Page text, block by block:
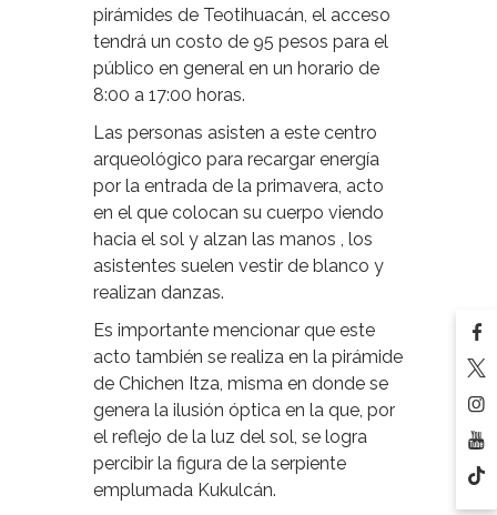
pirámides de Teotihuacán, el acceso
tendrá un costo de 95 pesos para el
público en general en un horario de
8:00 a 17:00 horas.
Las personas asisten a este centro
arqueológico para recargar energía
por la entrada de la primavera, acto
en el que colocan su cuerpo viendo
hacia el sol y alzan las manos , los
asistentes suelen vestir de blanco y
realizan danzas.
Es importante mencionar que este
acto también se realiza en la pirámide
de Chichen Itza, misma en donde se
genera la ilusión óptica en la que, por
el reflejo de la luz del sol, se logra
percibir la figura de la serpiente
emplumada Kukulcán.